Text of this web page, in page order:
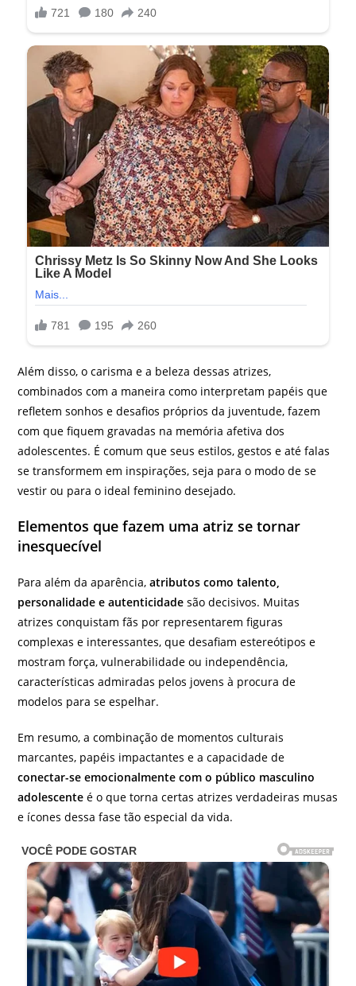
Além disso, o carisma e a beleza dessas atrizes,
combinados com a maneira como interpretam papéis que
refletem sonhos e desafios próprios da juventude, fazem
com que fiquem gravadas na memória afetiva dos
adolescentes. É comum que seus estilos, gestos e até falas
se transformem em inspirações, seja para o modo de se
vestir ou para o ideal feminino desejado.
Elementos que fazem uma atriz se tornar
inesquecível
Para além da aparência,atributos como talento,
personalidade e autenticidade são decisivos. Muitas
atrizes conquistam fãs por representarem figuras
complexas e interessantes, que desafiam estereótipos e
mostram força, vulnerabilidade ou independência,
características admiradas pelos jovens à procura de
modelos para se espelhar.
Em resumo, a combinação de momentos culturais
marcantes, papéis impactantes e a capacidade de
conectar-se emocionalmente com o público masculino
adolescente é o que torna certas atrizes verdadeiras musas
e ícones dessa fase tão especial da vida.